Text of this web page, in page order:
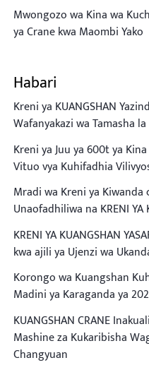
Mwongozo wa Kina wa
ya Crane kwa Maombi Yako
Habari
Kreni ya KUANGSHAN
Wafanyakazi wa Tamasha
Kreni ya Juu ya 600t ya
Vituo vya Kuhifadhia
Mradi wa Kreni ya
Unaofadhiliwa na KRENI YA
KRENI YA KUANGSHAN
kwa ajili ya Ujenzi wa
Korongo wa Kuangshan
Madini ya Karaganda ya
KUANGSHAN CRANE
Mashine za Kukaribisha
Changyuan